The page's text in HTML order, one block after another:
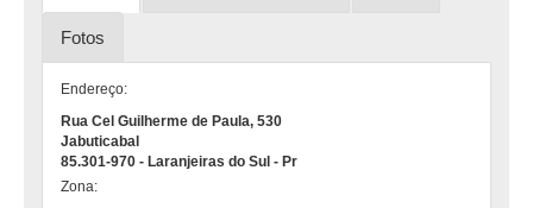
Fotos
Endereço:
Rua Cel Guilherme de Paula, 530
Jabuticabal
85.301-970 - Laranjeiras do Sul - Pr
Zona: